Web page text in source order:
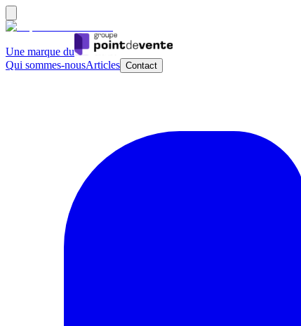
Une marque du
Qui sommes-nousArticles Contact